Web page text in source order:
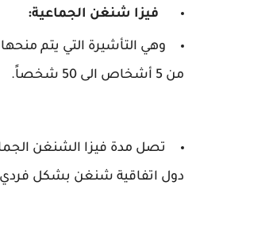
فيزا شنغن الجماعية:
وهي التأشيرة التي يتم
من 5 أشخاص الى 50 شخصاً.
تصل مدة فيزا الشنغن
دول اتفاقية شنغن بشكل